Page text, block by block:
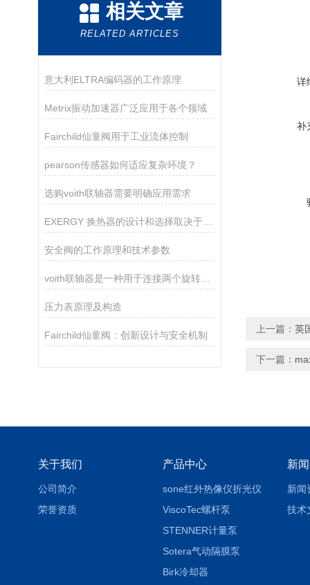
相关文章
RELATED ARTICLES
意大利ELTRA编码器的工作原理
Metrix振动加速器广泛应用于各个领域
Fairchild仙童阀用于工业流体控制
pearson传感器如何适应复杂环境？
选购voith联轴器需要明确应用需求
安全阀的工作原理和技术参数
voith联轴器是一种用于连接两个旋转轴的机械装置
压力表原理及构造
Fairchild仙童阀：创新设计与安全机制
详
补
上一篇： 英
下一篇：
关于我们
公司简介
荣誉资质
产品中心
sone红外热像仪折光仪
ViscoTec螺杆泵
STENNER计量泵
Sotera气动隔膜泵
Birk冷却器
新
新闻
技术